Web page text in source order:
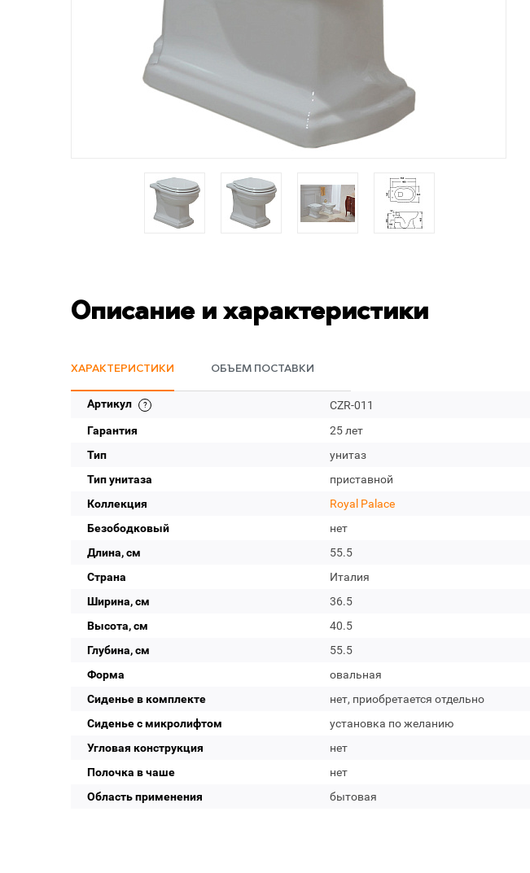
Описание и характеристики
ХАРАКТЕРИСТИКИ ОБЪЕМ ПОСТАВКИ
Артикул
CZR-011
Гарантия
25 лет
Тип
унитаз
Тип унитаза
приставной
Коллекция
Royal Palace
Безободковый
нет
Длина, см
55.5
Страна
Италия
Ширина, см
36.5
Высота, см
40.5
Глубина, см
55.5
Форма
овальная
Сиденье в комплекте
нет, приобретается отдельно
Сиденье с микролифтом
установка по желанию
Угловая конструкция
нет
Полочка в чаше
нет
Область применения
бытовая